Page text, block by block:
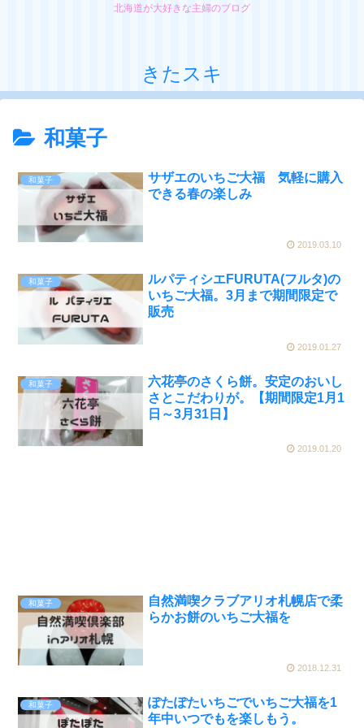
北海道が大好きな主婦のブログ
きたスキ
和菓子
和菓子
サザエのいちご大福 気軽に購入
できる春の楽しみ
2019.03.10
和菓子
ルパティシエFURUTA(フルタ)の
いちご大福。3月まで期間限定で
販売
2019.01.27
和菓子
六花亭のさくら餅。安定のおいし
さとこだわりが。【期間限定1月1
日～3月31日】
2019.01.20
和菓子
自然満喫クラブアリオ札幌店で柔
らかお餅のいちご大福を
2018.12.31
和菓子
ぽたぽたいちごでいちご大福を1
年中いつでもを楽しもう。